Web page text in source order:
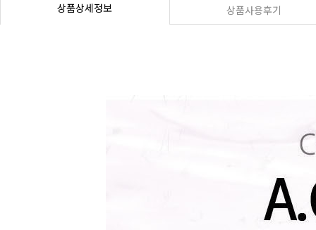
상품상세정보 상품사용후기